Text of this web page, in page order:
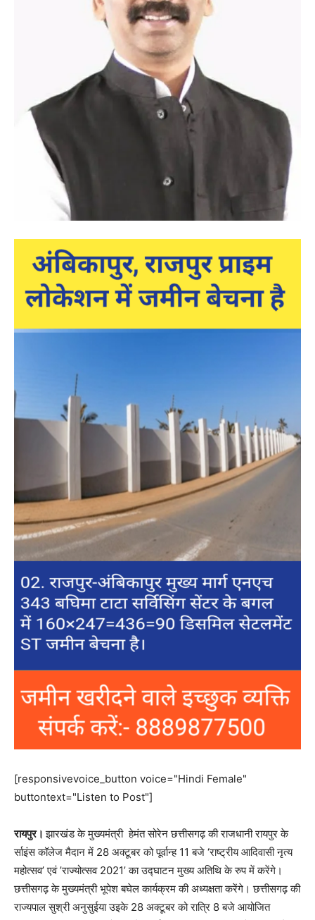
[responsivevoice_button voice="Hindi Female"
buttontext="Listen to Post"]
रायपुर।झारखंड के मुख्यमंत्री हेमंत सोरेन छत्तीसगढ़ की राजधानी रायपुर के
र्साइंस कॉलेज मैदान में 28 अक्टूबर को पूर्वान्ह 11 बजे ‘राष्ट्रीय आदिवासी नृत्य
महोत्सव’ एवं ’राज्योत्सव 2021’ का उद्घाटन मुख्य अतिथि के रुप में करेंगे।
छत्तीसगढ़ के मुख्यमंत्री भूपेश बघेल कार्यक्रम की अध्यक्षता करेंगे। छत्तीसगढ़ की
राज्यपाल सुश्री अनुसुईया उइके 28 अक्टूबर को रात्रि 8 बजे आयोजित